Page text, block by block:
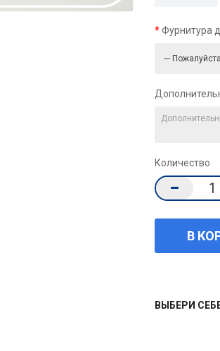
Фурнитура
Количество
ВЫБЕРИ